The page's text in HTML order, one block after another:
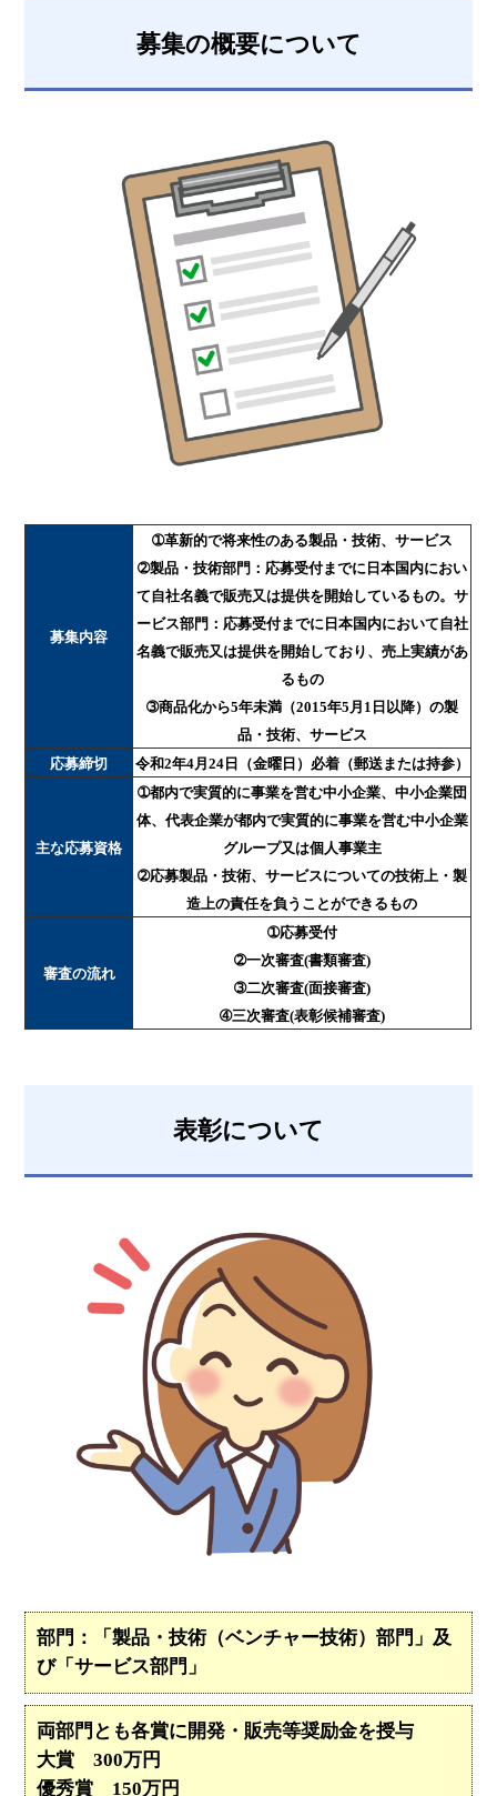
募集の概要について
募集内容
➀革新的で将来性のある製品・技術、サービス
➁製品・技術部門：応募受付までに日本国内におい
て自社名義で販売又は提供を開始しているもの。サ
ービス部門：応募受付までに日本国内において自社
名義で販売又は提供を開始しており、売上実績があ
るもの
➂商品化から5年未満（2015年5月1日以降）の製
品・技術、サービス
応募締切
令和2年4月24日（金曜日）必着（郵送または持参）
主な応募資格
➀都内で実質的に事業を営む中小企業、中小企業団
体、代表企業が都内で実質的に事業を営む中小企業
グループ又は個人事業主
➁応募製品・技術、サービスについての技術上・製
造上の責任を負うことができるもの
審査の流れ
➀応募受付
➁一次審査(書類審査)
➂二次審査(面接審査)
➃三次審査(表彰候補審査)
表彰について
部門：「製品・技術（ベンチャー技術）部門」及
び「サービス部門」
両部門とも各賞に開発・販売等奨励金を授与
大賞 300万円
優秀賞 150万円